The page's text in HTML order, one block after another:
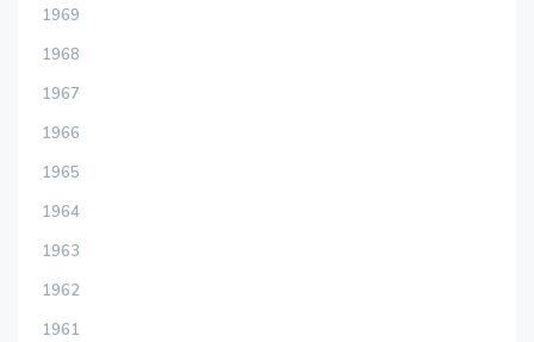
1969
1968
1967
1966
1965
1964
1963
1962
1961